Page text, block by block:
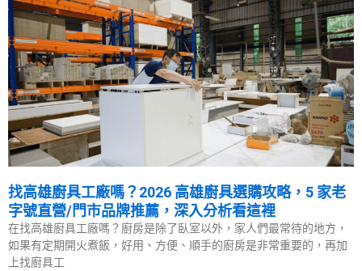
找高雄廚具工廠嗎？2026 高雄廚具選購攻略，5 家老
字號直營/門市品牌推薦，深入分析看這裡
在找高雄廚具工廠嗎？廚房是除了臥室以外，家人們最常待的地方，
如果有定期開火煮飯，好用、方便、順手的廚房是非常重要的，再加
上找廚具工